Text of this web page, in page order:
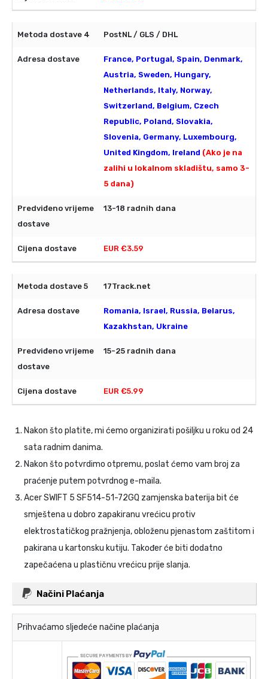
PostNL / GLS / DHL
France, Portugal, Spain, Denmark,
Austria, Sweden, Hungary,
Netherlands, Italy, Norway,
Switzerland, Belgium, Czech
Republic, Poland, Slovakia,
Slovenia, Germany, Luxembourg,
United Kingdom, Ireland (Ako je na
zalihi u lokalnom skladištu, samo 3-
5 dana)
13-18 radnih dana
EUR €3.59
17Track.net
Romania, Israel, Russia, Belarus,
Kazakhstan, Ukraine
15-25 radnih dana
EUR €5.99
Nakon što platite, mi ćemo organizirati pošiljku u roku od 24
sata radnim danima.
Nakon što potvrdimo otpremu, poslat ćemo vam broj za
praćenje putem potvrdnog e-maila.
Acer SWIFT 5 SF514-51-72GQ zamjenska baterija bit će
smještena u dobro zapakiranu vrećicu protiv
elektrostatičkog pražnjenja, obloženu pjenastom zaštitom i
pakirana u kartonsku kutiju. Također će biti dodatno
zapečaćena u plastičnu vrećicu prije slanja.
Načini Plaćanja
Prihvaćamo sljedeće načine plaćanja